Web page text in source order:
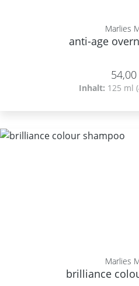
Marlies
anti-age
Inhalt: 125 ml
Marlies
brilliance